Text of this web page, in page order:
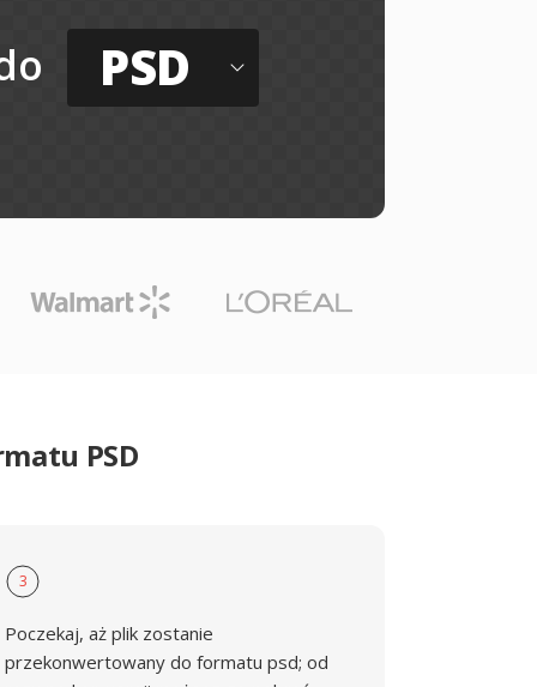
PSD
PSD
3
Poczekaj, aż plik zostanie
przekonwertowany do formatu psd; od